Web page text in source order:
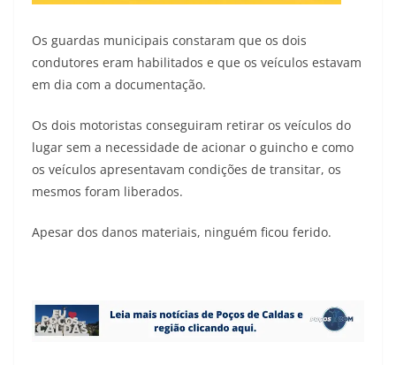
Os guardas municipais constaram que os dois
condutores eram habilitados e que os veículos estavam
em dia com a documentação.
Os dois motoristas conseguiram retirar os veículos do
lugar sem a necessidade de acionar o guincho e como
os veículos apresentavam condições de transitar, os
mesmos foram liberados.
Apesar dos danos materiais, ninguém ficou ferido.